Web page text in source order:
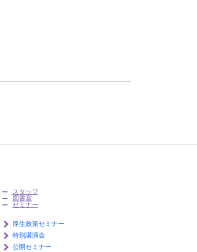
スタッフ
図書室
セミナー
厚生政策セミナー
特別講演会
公開セミナー